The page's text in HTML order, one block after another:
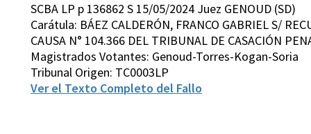
SCBA LP p 136862 S 15/05/2024 Juez GENOUD (SD)
Carátula: BÁEZ CALDERÓN, FRANCO GABRIEL S/
CAUSA N° 104.366 DEL TRIBUNAL DE CASACIÓN
Magistrados Votantes: Genoud-Torres-Kogan-Soria
Tribunal Origen: TC0003LP
Ver el Texto Completo del Fallo